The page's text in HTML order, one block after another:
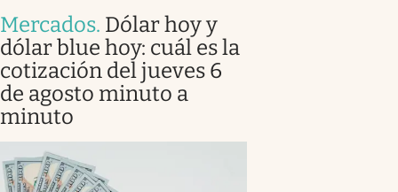
Mercados. Dólar hoy y
dólar blue hoy: cuál es la
cotización del jueves 6
de agosto minuto a
minuto